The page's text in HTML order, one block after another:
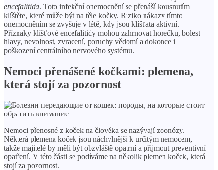
encefalitida. Toto infekční onemocnění se přenáší kousnutím
klíštěte, které může být na těle kočky. Riziko nákazy tímto
onemocněním se zvyšuje v létě, kdy jsou klíšťata aktivní.
Příznaky klíšťové encefalitidy mohou zahrnovat horečku, bolest
hlavy, nevolnost, zvracení, poruchy vědomí a dokonce i
poškození centrálního nervového systému.
Nemoci přenášené kočkami: plemena,
která stojí za pozornost
Nemoci přenosné z koček na člověka se nazývají zoonózy.
Některá plemena koček jsou náchylnější k určitým nemocem,
takže majitelé by měli být obzvláště opatrní a přijmout preventivní
opatření. V této části se podíváme na několik plemen koček, která
stojí za pozornost.